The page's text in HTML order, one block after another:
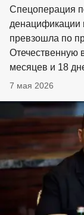
Спецоперация
денацификации
превзошла по
Отечественную
месяцев и 18
7 мая 2026